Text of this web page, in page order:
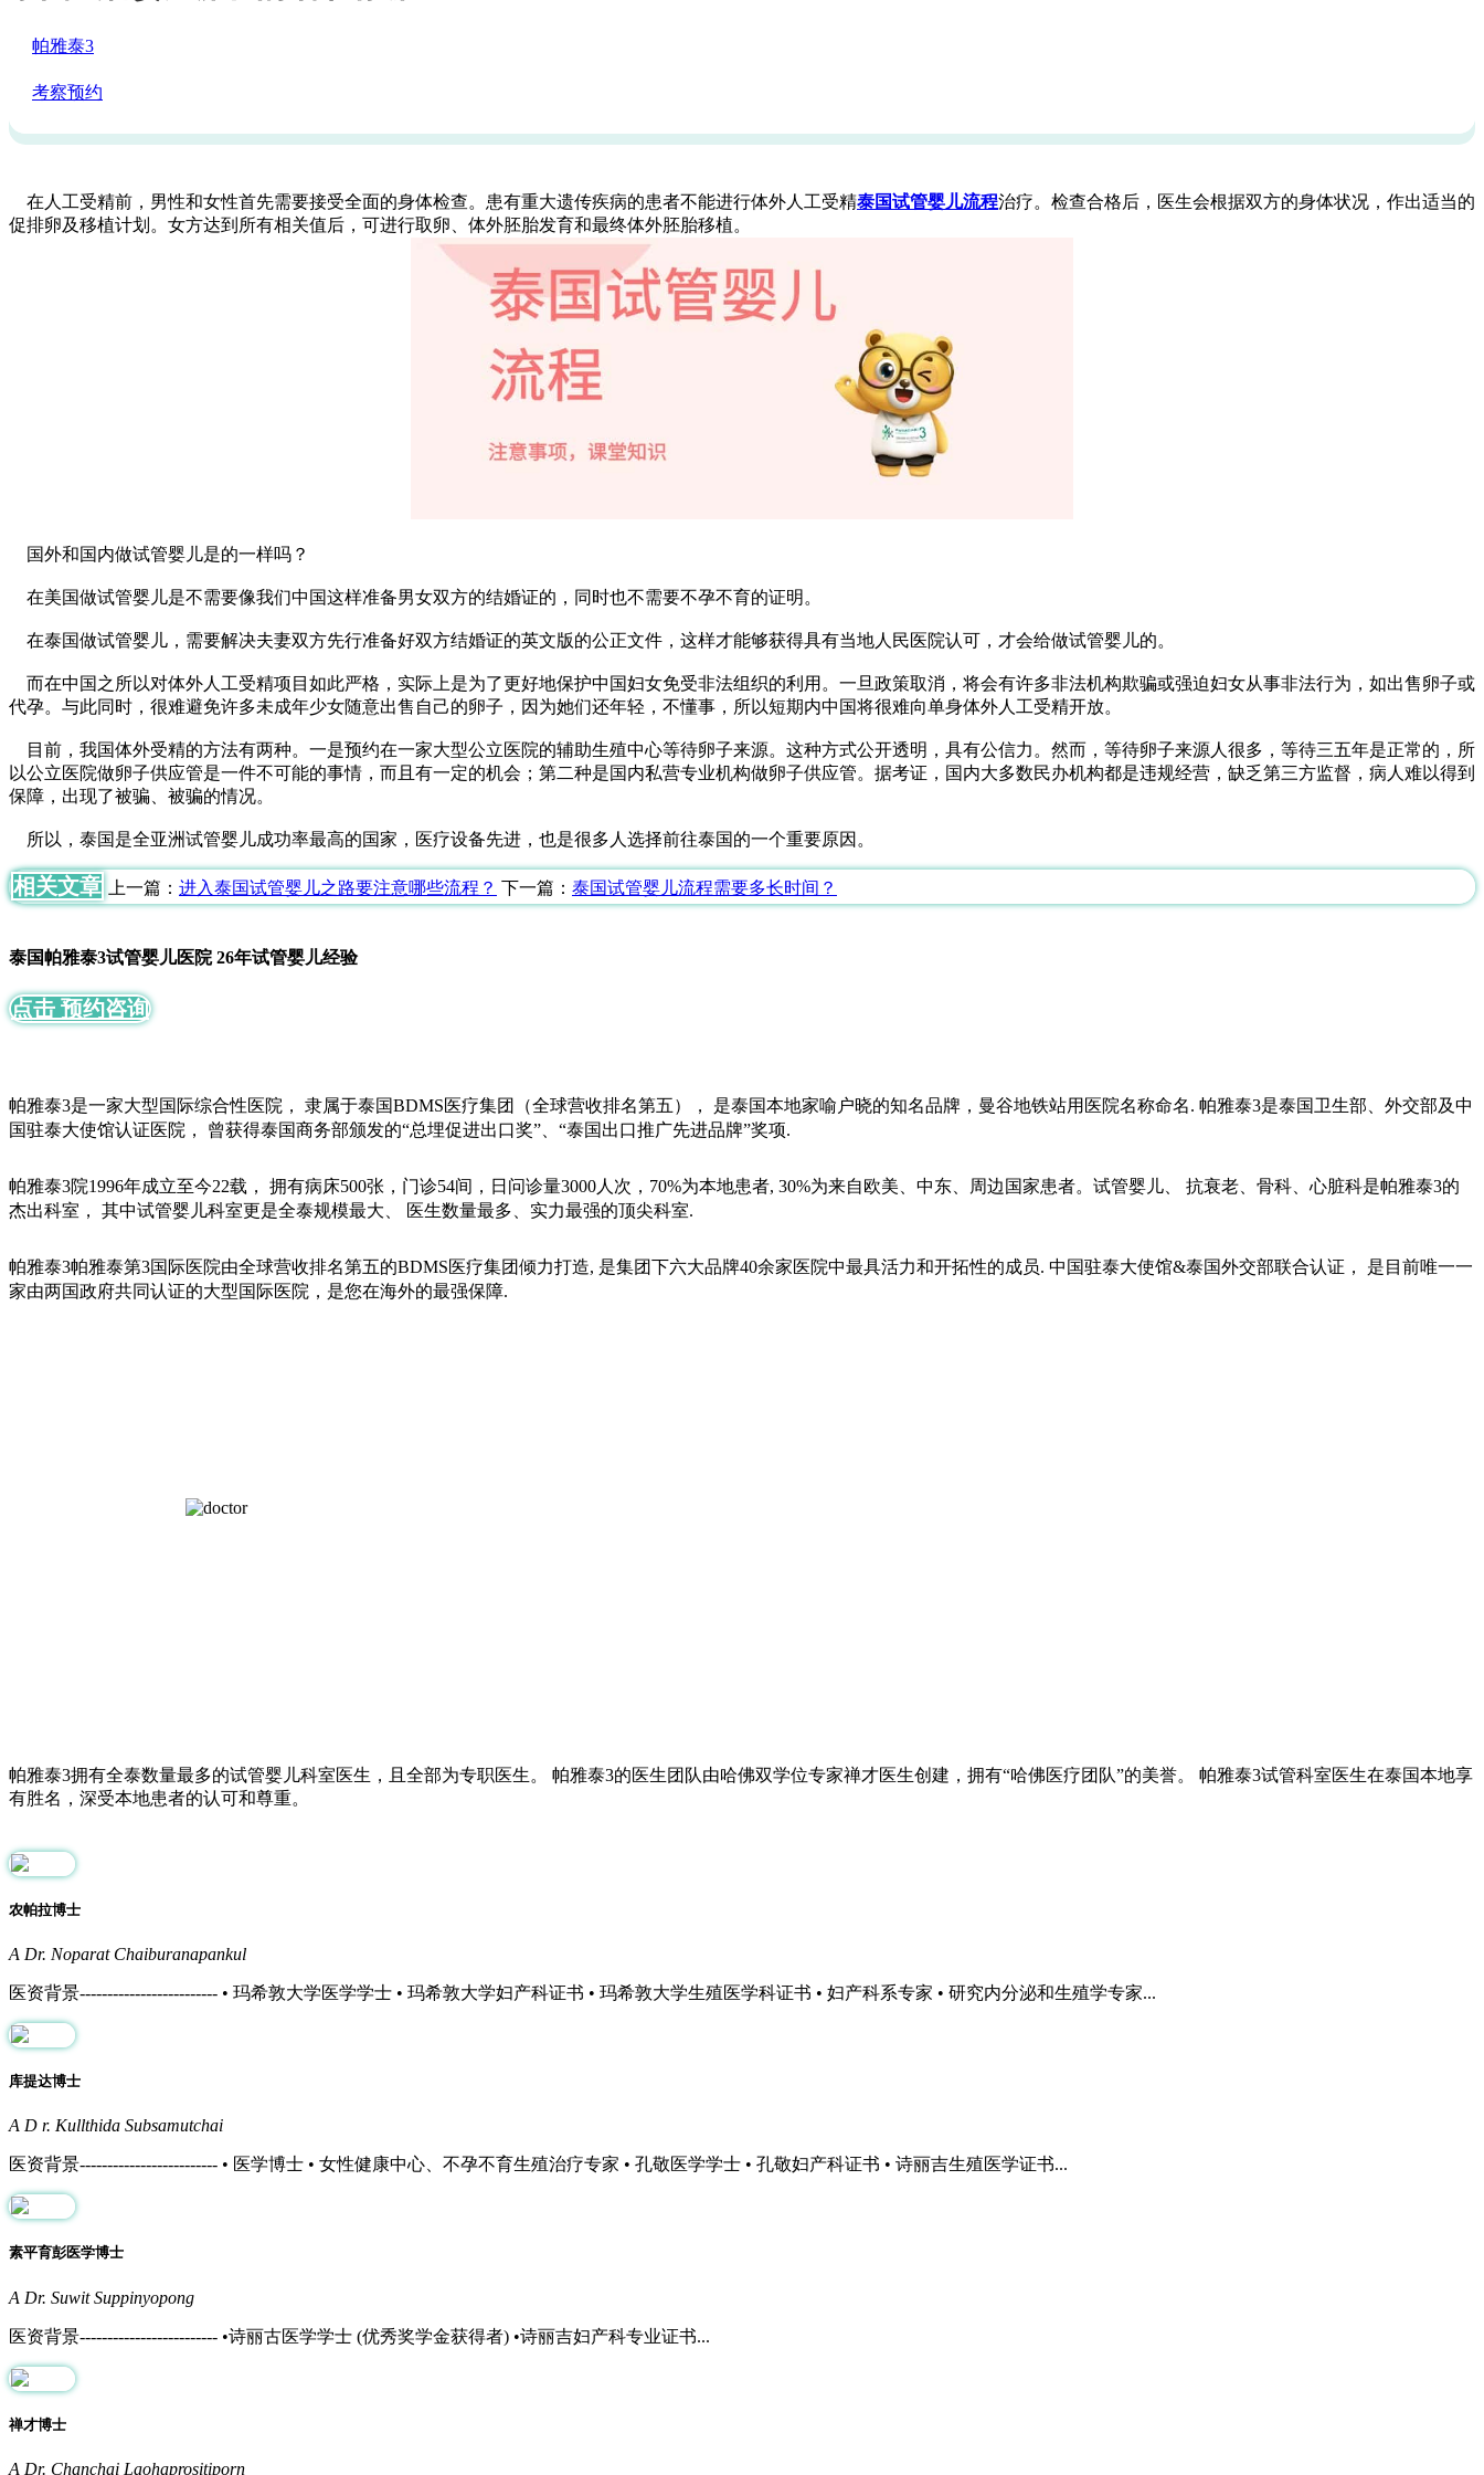
帕雅泰3
考察预约
在人工受精前，男性和女性首先需要接受全面的身体检查。患有重大遗传疾病的患者不能进行体外人工受精泰国试管婴儿流程治疗。检查合格后，医生会根据双方的身体状况，作出适当的
促排卵及移植计划。女方达到所有相关值后，可进行取卵、体外胚胎发育和最终体外胚胎移植。
国外和国内做试管婴儿是的一样吗？
在美国做试管婴儿是不需要像我们中国这样准备男女双方的结婚证的，同时也不需要不孕不育的证明。
在泰国做试管婴儿，需要解决夫妻双方先行准备好双方结婚证的英文版的公正文件，这样才能够获得具有当地人民医院认可，才会给做试管婴儿的。
而在中国之所以对体外人工受精项目如此严格，实际上是为了更好地保护中国妇女免受非法组织的利用。一旦政策取消，将会有许多非法机构欺骗或强迫妇女从事非法行为，如出售卵子或
代孕。与此同时，很难避免许多未成年少女随意出售自己的卵子，因为她们还年轻，不懂事，所以短期内中国将很难向单身体外人工受精开放。
目前，我国体外受精的方法有两种。一是预约在一家大型公立医院的辅助生殖中心等待卵子来源。这种方式公开透明，具有公信力。然而，等待卵子来源人很多，等待三五年是正常的，所
以公立医院做卵子供应管是一件不可能的事情，而且有一定的机会；第二种是国内私营专业机构做卵子供应管。据考证，国内大多数民办机构都是违规经营，缺乏第三方监督，病人难以得到
保障，出现了被骗、被骗的情况。
所以，泰国是全亚洲试管婴儿成功率最高的国家，医疗设备先进，也是很多人选择前往泰国的一个重要原因。
相关文章 上一篇： 进入泰国试管婴儿之路要注意哪些流程？ 下一篇： 泰国试管婴儿流程需要多长时间？
泰国帕雅泰3试管婴儿医院 26年试管婴儿经验
点击 预约咨询
帕雅泰3是一家大型国际综合性医院， 隶属于泰国BDMS医疗集团（全球营收排名第五）， 是泰国本地家喻户晓的知名品牌，曼谷地铁站用医院名称命名. 帕雅泰3是泰国卫生部、外交部及中
国驻泰大使馆认证医院， 曾获得泰国商务部颁发的“总埋促进出口奖”、“泰国出口推广先进品牌”奖项.
帕雅泰3院1996年成立至今22载， 拥有病床500张，门诊54间，日问诊量3000人次，70%为本地患者, 30%为来自欧美、中东、周边国家患者。试管婴儿、 抗衰老、骨科、心脏科是帕雅泰3的
杰出科室， 其中试管婴儿科室更是全泰规模最大、 医生数量最多、实力最强的顶尖科室.
帕雅泰3帕雅泰第3国际医院由全球营收排名第五的BDMS医疗集团倾力打造, 是集团下六大品牌40余家医院中最具活力和开拓性的成员. 中国驻泰大使馆&泰国外交部联合认证， 是目前唯一一
家由两国政府共同认证的大型国际医院，是您在海外的最强保障.
帕雅泰3拥有全泰数量最多的试管婴儿科室医生，且全部为专职医生。 帕雅泰3的医生团队由哈佛双学位专家禅才医生创建，拥有“哈佛医疗团队”的美誉。 帕雅泰3试管科室医生在泰国本地享
有胜名，深受本地患者的认可和尊重。
农帕拉博士
A Dr. Noparat Chaiburanapankul
医资背景------------------------- • 玛希敦大学医学学士 • 玛希敦大学妇产科证书 • 玛希敦大学生殖医学科证书 • 妇产科系专家 • 研究内分泌和生殖学专家...
库提达博士
A D r. Kullthida Subsamutchai
医资背景------------------------- • 医学博士 • 女性健康中心、不孕不育生殖治疗专家 • 孔敬医学学士 • 孔敬妇产科证书 • 诗丽吉生殖医学证书...
素平育彭医学博士
A Dr. Suwit Suppinyopong
医资背景------------------------- •诗丽古医学学士 (优秀奖学金获得者) •诗丽吉妇产科专业证书...
禅才博士
A Dr. Chanchai Laohaprositiporn